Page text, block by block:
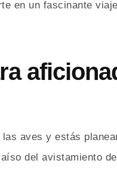
en un fascinante
aves y estás
del avistamiento